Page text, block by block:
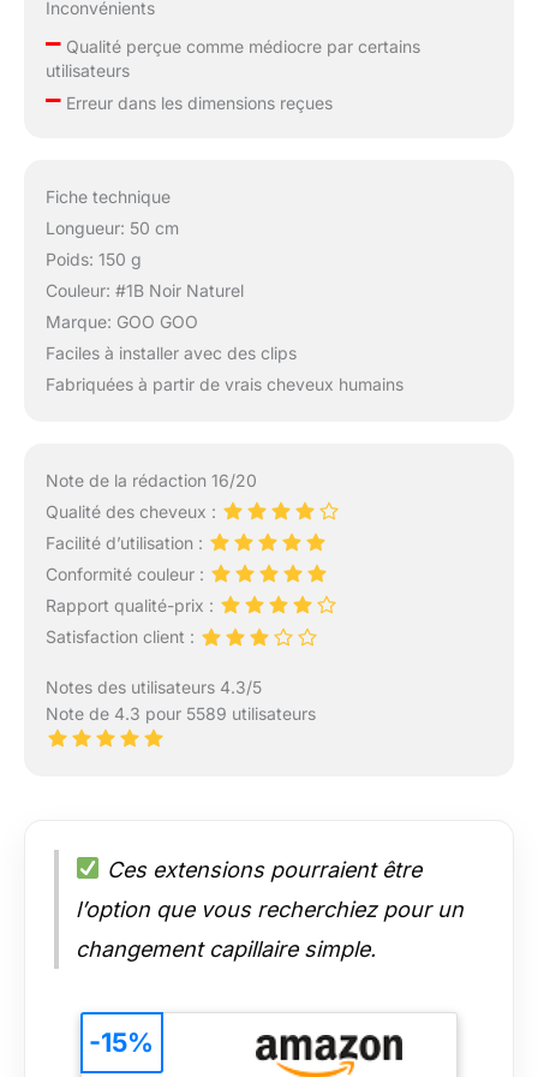
Inconvénients
–Qualité perçue comme médiocre par certains
utilisateurs
–Erreur dans les dimensions reçues
Fiche technique
Longueur: 50 cm
Poids: 150 g
Couleur: #1B Noir Naturel
Marque: GOO GOO
Faciles à installer avec des clips
Fabriquées à partir de vrais cheveux humains
Note de la rédaction 16/20
Qualité des cheveux :
Facilité d’utilisation :
Conformité couleur :
Rapport qualité-prix :
Satisfaction client :
Notes des utilisateurs 4.3/5
Note de 4.3 pour 5589 utilisateurs
Ces extensions pourraient être
l’option que vous recherchiez pour un
changement capillaire simple.
-15%